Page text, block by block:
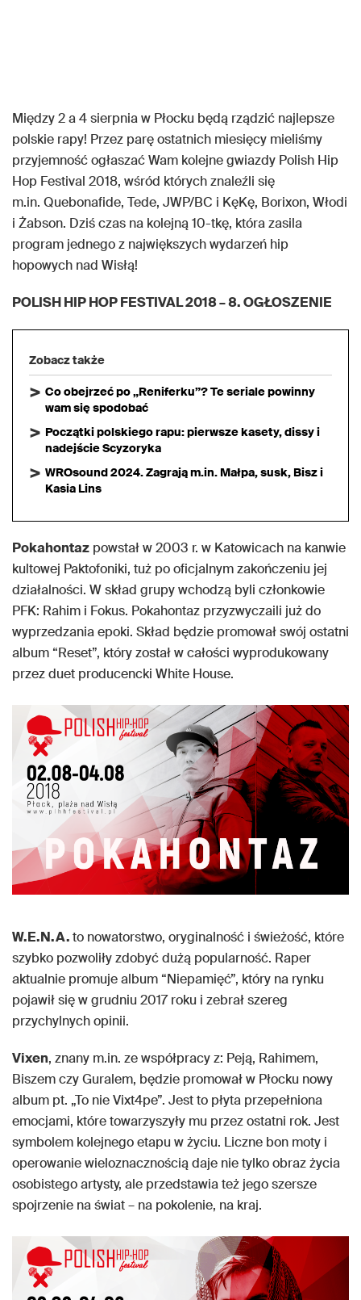
Między 2 a 4 sierpnia w Płocku będą rządzić najlepsze
polskie rapy! Przez parę ostatnich miesięcy mieliśmy
przyjemność ogłaszać Wam kolejne gwiazdy Polish Hip
Hop Festival 2018, wśród których znaleźli się
m.in. Quebonafide, Tede, JWP/BC i KęKę, Borixon, Włodi
i Żabson. Dziś czas na kolejną 10-tkę, która zasila
program jednego z największych wydarzeń hip
hopowych nad Wisłą!
POLISH HIP HOP FESTIVAL 2018 – 8. OGŁOSZENIE
Zobacz także
Co obejrzeć po „Reniferku”? Te seriale powinny
wam się spodobać
Początki polskiego rapu: pierwsze kasety, dissy i
nadejście Scyzoryka
WROsound 2024. Zagrają m.in. Małpa, susk, Bisz i
Kasia Lins
Pokahontaz powstał w 2003 r. w Katowicach na kanwie
kultowej Paktofoniki, tuż po oficjalnym zakończeniu jej
działalności. W skład grupy wchodzą byli członkowie
PFK: Rahim i Fokus. Pokahontaz przyzwyczaili już do
wyprzedzania epoki. Skład będzie promował swój ostatni
album “Reset”, który został w całości wyprodukowany
przez duet producencki White House.
W.E.N.A.to nowatorstwo, oryginalność i świeżość, które
szybko pozwoliły zdobyć dużą popularność. Raper
aktualnie promuje album “Niepamięć”, który na rynku
pojawił się w grudniu 2017 roku i zebrał szereg
przychylnych opinii.
Vixen, znany m.in. ze współpracy z: Peją, Rahimem,
Biszem czy Guralem, będzie promował w Płocku nowy
album pt. „To nie Vixt4pe”. Jest to płyta przepełniona
emocjami, które towarzyszyły mu przez ostatni rok. Jest
symbolem kolejnego etapu w życiu. Liczne bon moty i
operowanie wieloznacznością daje nie tylko obraz życia
osobistego artysty, ale przedstawia też jego szersze
spojrzenie na świat – na pokolenie, na kraj.